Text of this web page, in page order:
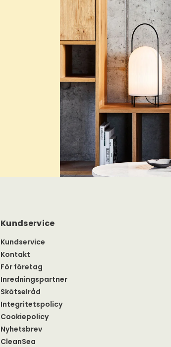
Kundservice
Kundservice
Kontakt
För företag
Inredningspartner
Skötselråd
Integritetspolicy
Cookiepolicy
Nyhetsbrev
CleanSea